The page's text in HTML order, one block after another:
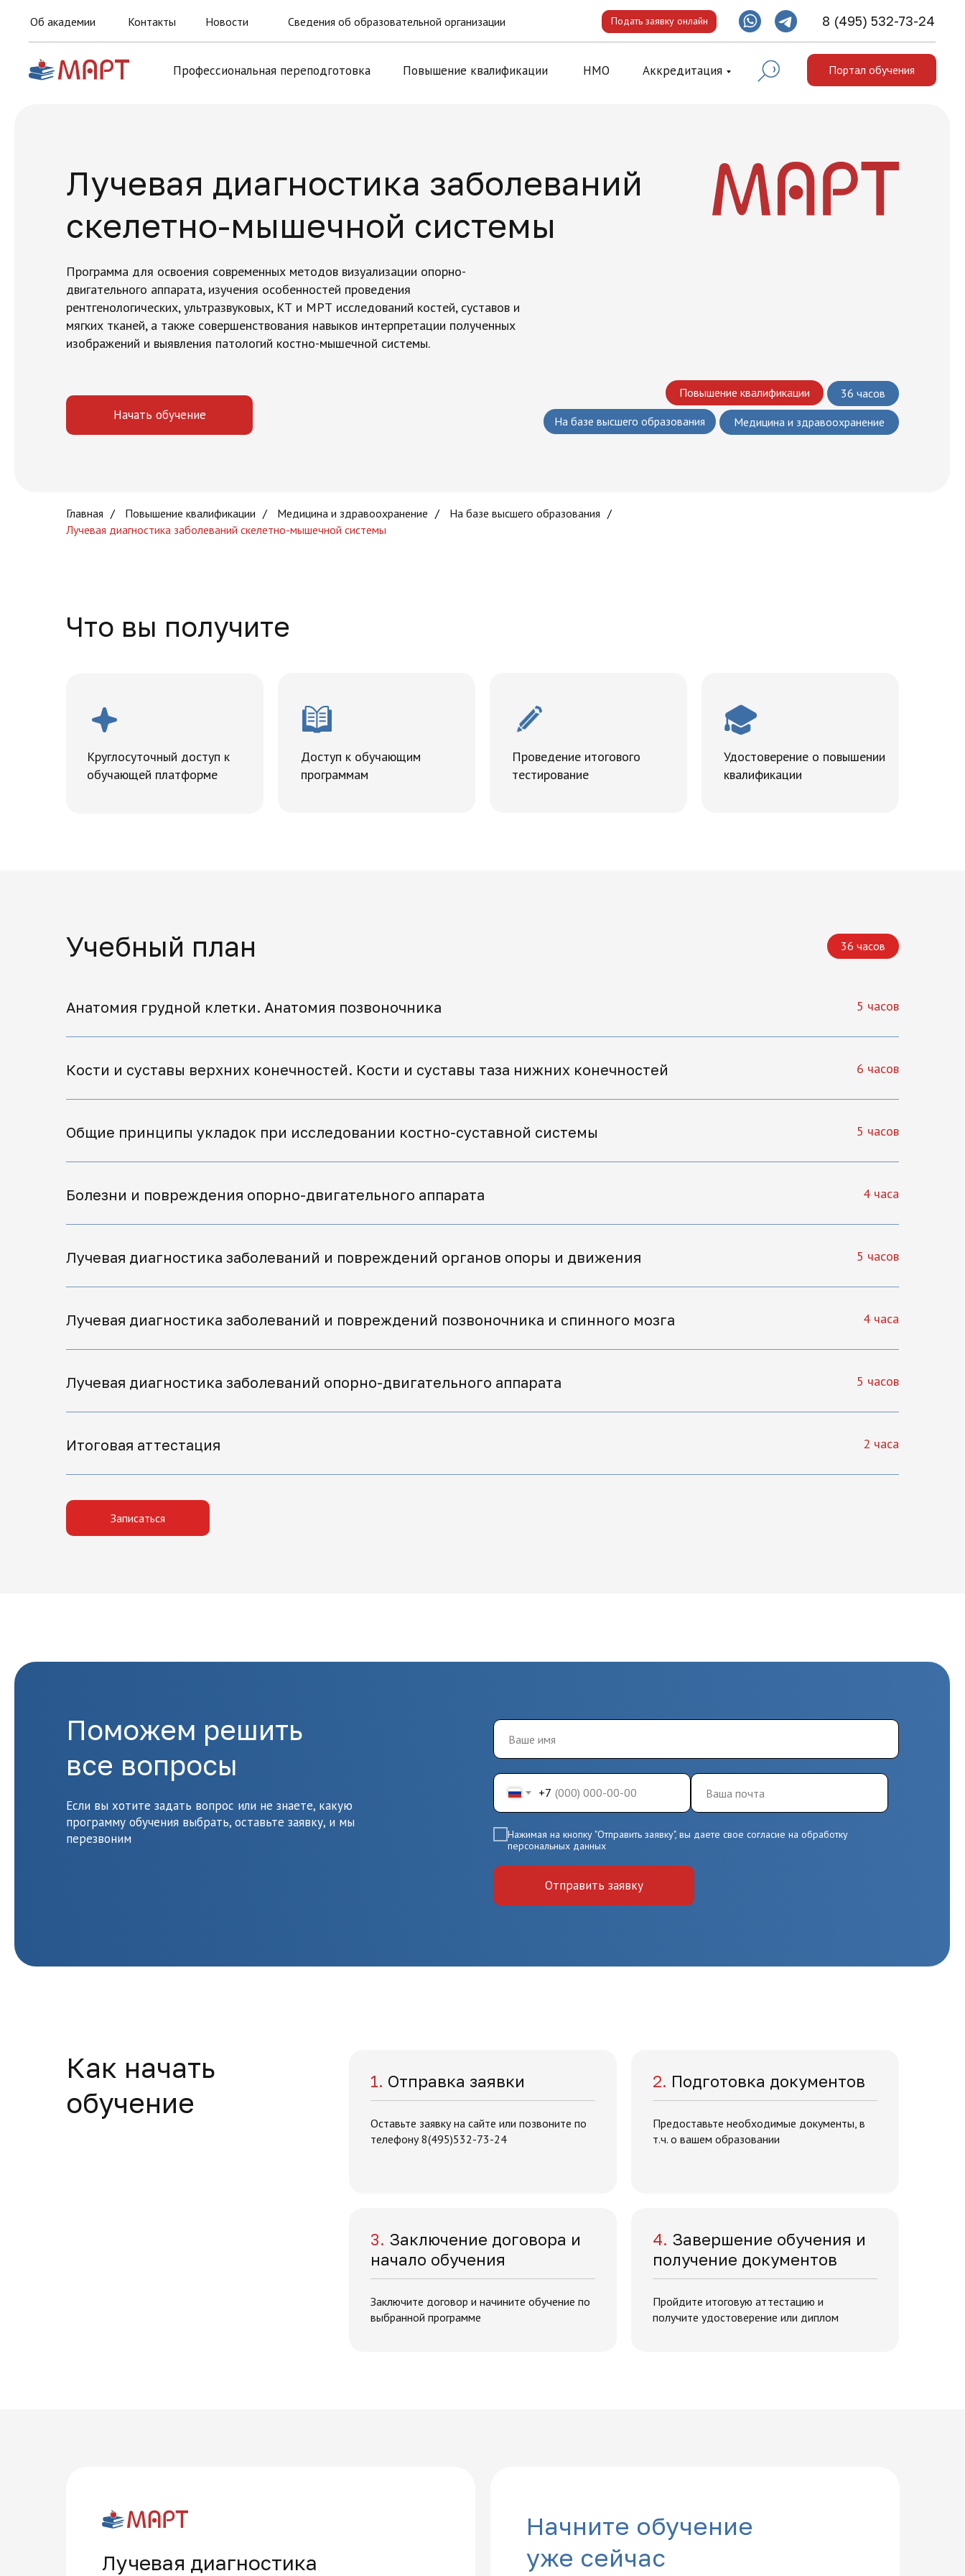
Новости Сведения об образовательной организации
Контакты
Об академии 8 (495) 532-73-24
Подать заявку онлайн
НМО Аккредитация
Повышение квалификации
Профессиональная переподготовка Портал обучения
Программа для освоения современных методов визуализации опорно-
двигательного аппарата, изучения особенностей проведения
рентгенологических, ультразвуковых, КТ и МРТ исследований костей, суставов и
мягких тканей, а также совершенствования навыков интерпретации полученных
изображений и выявления патологий костно-мышечной системы.
Лучевая диагностика заболеваний
скелетно-мышечной системы
Начать обучение Медицина и здравоохранение
На базе высшего образования
Повышение квалификации 36 часов
Главная / Повышение квалификации / Медицина и здравоохранение / На базе высшего образования /
Лучевая диагностика заболеваний скелетно-мышечной системы
Что вы получите
Круглосуточный доступ к
обучающей платформе
Проведение итогового
тестирование
Доступ к обучающим
программам
Удостоверение о повышении
квалификации
Учебный план 36 часов
Анатомия грудной клетки. Анатомия позвоночника 5 часов
Кости и суставы верхних конечностей. Кости и суставы таза нижних конечностей 6 часов
Общие принципы укладок при исследовании костно-суставной системы 5 часов
Болезни и повреждения опорно-двигательного аппарата 4 часа
Лучевая диагностика заболеваний и повреждений органов опоры и движения 5 часов
Лучевая диагностика заболеваний и повреждений позвоночника и спинного мозга 4 часа
Лучевая диагностика заболеваний опорно-двигательного аппарата 5 часов
Итоговая аттестация 2 часа
Записаться
Если вы хотите задать вопрос или не знаете, какую
программу обучения выбрать, оставьте заявку, и мы
перезвоним
Поможем решить
все вопросы
+7
Нажимая на кнопку "Отправить заявку", вы даете свое согласие на обработку
персональных данных
Отправить заявку
Как начать
обучение
1. Отправка заявки
3. Заключение договора и
начало обучения
2. Подготовка документов
4. Завершение обучения и
получение документов
Оставьте заявку на сайте или позвоните по
телефону 8(495)532-73-24
Заключите договор и начините обучение по
выбранной программе
Предоставьте необходимые документы, в
т.ч. о вашем образовании
Пройдите итоговую аттестацию и
получите удостоверение или диплом
Лучевая диагностика
Начните обучение
уже сейчас